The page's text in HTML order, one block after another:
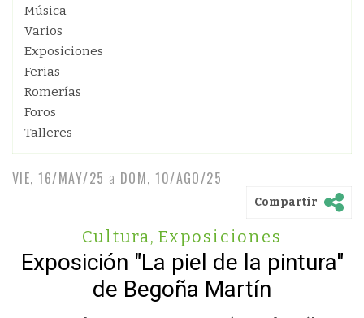
Música
Varios
Exposiciones
Ferias
Romerías
Foros
Talleres
VIE, 16/MAY/25 a DOM, 10/AGO/25
Compartir
Cultura, Exposiciones
Exposición "La piel de la pintura"
de Begoña Martín